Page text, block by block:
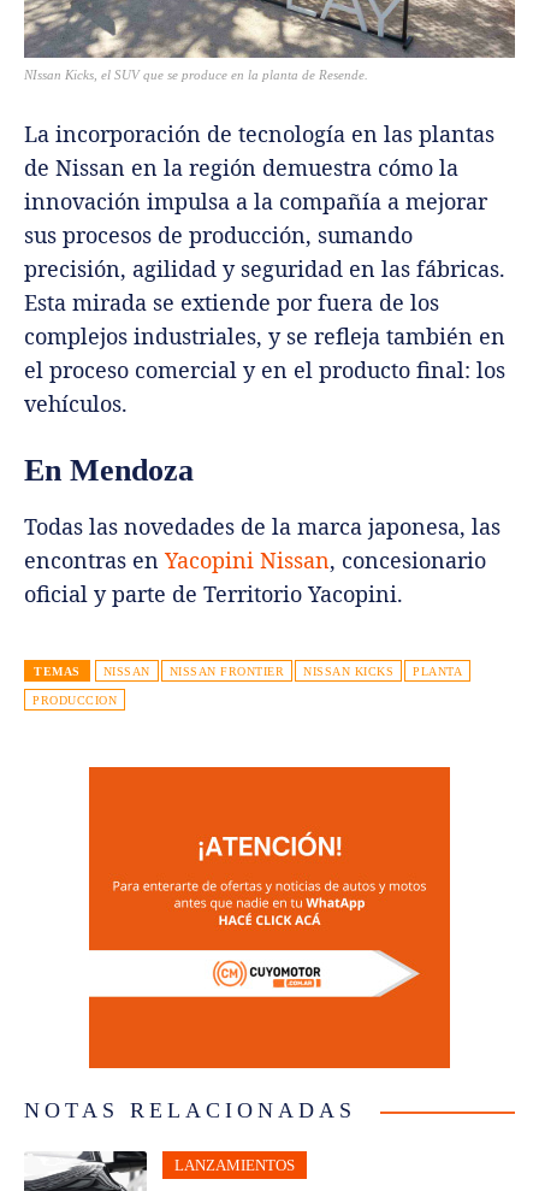
NIssan Kicks, el SUV que se produce en la planta de Resende.
La incorporación de tecnología en las plantas
de Nissan en la región demuestra cómo la
innovación impulsa a la compañía a mejorar
sus procesos de producción, sumando
precisión, agilidad y seguridad en las fábricas.
Esta mirada se extiende por fuera de los
complejos industriales, y se refleja también en
el proceso comercial y en el producto final: los
vehículos.
En Mendoza
Todas las novedades de la marca japonesa, las
encontras en Yacopini Nissan, concesionario
oficial y parte de Territorio Yacopini.
TEMAS NISSAN NISSAN FRONTIER NISSAN KICKS PLANTA
PRODUCCION
NOTAS RELACIONADAS
LANZAMIENTOS